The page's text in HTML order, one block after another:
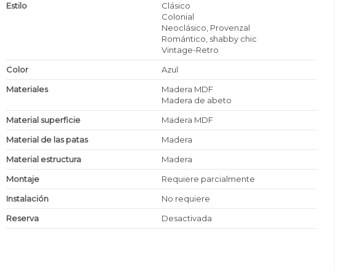
Estilo
Clásico
Colonial
Neoclásico, Provenzal
Romántico, shabby chic
Vintage-Retro
Color
Azul
Materiales
Madera MDF
Madera de abeto
Material superficie
Madera MDF
Material de las patas
Madera
Material estructura
Madera
Montaje
Requiere parcialmente
Instalación
No requiere
Reserva
Desactivada